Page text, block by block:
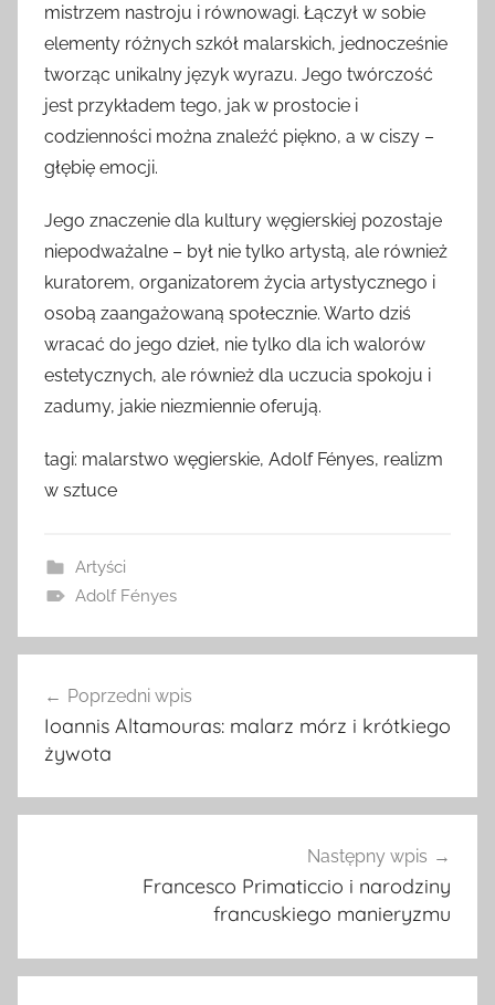
mistrzem nastroju i równowagi. Łączył w sobie
elementy różnych szkół malarskich, jednocześnie
tworząc unikalny język wyrazu. Jego twórczość
jest przykładem tego, jak w prostocie i
codzienności można znaleźć piękno, a w ciszy –
głębię emocji.
Jego znaczenie dla kultury węgierskiej pozostaje
niepodważalne – był nie tylko artystą, ale również
kuratorem, organizatorem życia artystycznego i
osobą zaangażowaną społecznie. Warto dziś
wracać do jego dzieł, nie tylko dla ich walorów
estetycznych, ale również dla uczucia spokoju i
zadumy, jakie niezmiennie oferują.
tagi: malarstwo węgierskie, Adolf Fényes, realizm
w sztuce
Artyści
Adolf Fényes
wpisu
Poprzedni wpis
Ioannis Altamouras: malarz mórz i krótkiego
żywota
Następny wpis
Francesco Primaticcio i narodziny
francuskiego manieryzmu